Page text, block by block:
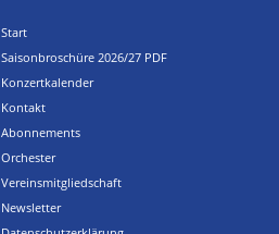
Start
Saisonbroschüre 2026/27 PDF
Konzertkalender
Kontakt
Abonnements
Orchester
Vereinsmitgliedschaft
Newsletter